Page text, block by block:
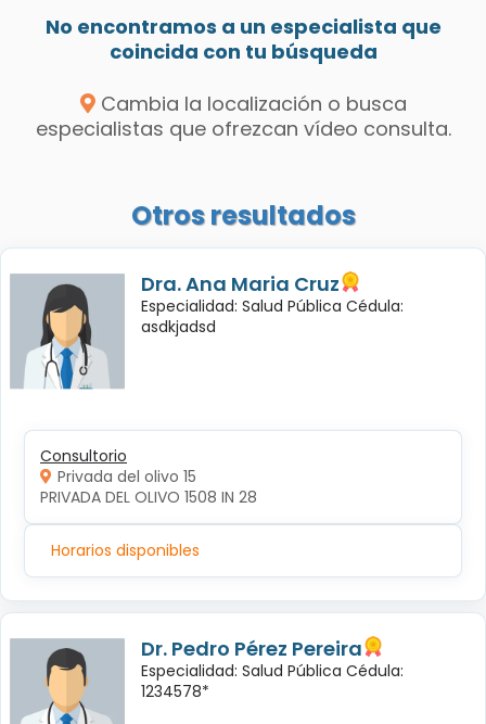
No encontramos a un especialista que
coincida con tu búsqueda
Cambia la localización o busca
especialistas que ofrezcan vídeo consulta.
Otros resultados
Dra. Ana Maria Cruz
Especialidad: Salud Pública Cédula:
asdkjadsd
Consultorio
Privada del olivo 15
PRIVADA DEL OLIVO 1508 IN 28
Horarios disponibles
Dr. Pedro Pérez Pereira
Especialidad: Salud Pública Cédula:
1234578*